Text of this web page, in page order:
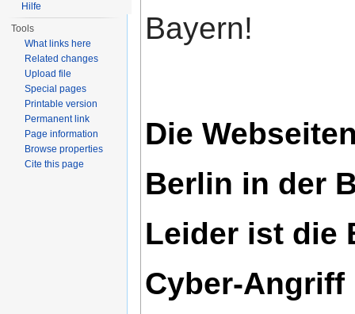
Bayern!
Die
Berlin in der
Leider ist die
Cyber-
Hilfe
Tools
What links here
Related changes
Upload file
Special pages
Printable version
Permanent link
Page information
Browse properties
Cite this page